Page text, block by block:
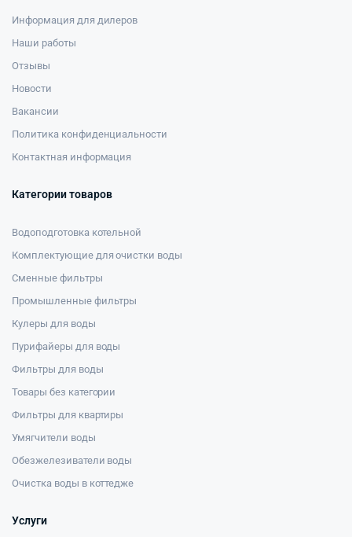
Информация для дилеров
Наши работы
Отзывы
Новости
Вакансии
Политика конфиденциальности
Контактная информация
Категории товаров
Водоподготовка котельной
Комплектующие для очистки воды
Сменные фильтры
Промышленные фильтры
Кулеры для воды
Пурифайеры для воды
Фильтры для воды
Товары без категории
Фильтры для квартиры
Умягчители воды
Обезжелезиватели воды
Очистка воды в коттедже
Услуги